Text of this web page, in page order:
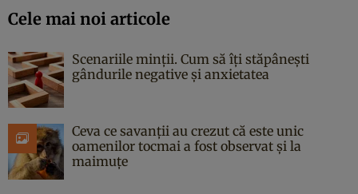
Cele mai noi articole
Scenariile minții. Cum să îți stăpânești
gândurile negative și anxietatea
Ceva ce savanții au crezut că este unic
oamenilor tocmai a fost observat și la
maimuțe